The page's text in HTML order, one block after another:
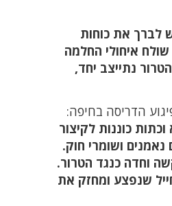
לברך את כוחות
שולח איחולי החלמה
נתייצב יחד,
הדריסה בחיפה:
כוננות לקיצור
ושומרי חוק.
וחדה כנגד הטרור.
שנפצע ומחזק את